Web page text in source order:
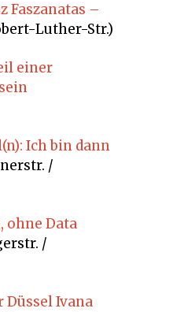
Faszanatas –
Luther-Str.)
einer
Ich bin dann
/
ohne Data
/
Düssel Ivana